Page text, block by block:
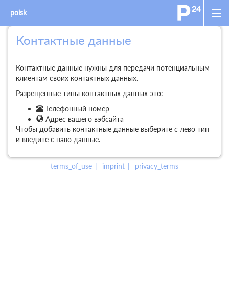
Контактные данные
Контактные данные нужны для передачи потенциальным
клиентам своих контактных данных.
Разрещенные типы контактных данных это:
Телефонный номер
Адрес вашего вэбсайта
Чтобы добавить контактные данные выберите с лево тип
и введите с паво данные.
terms_of_use imprint privacy_terms